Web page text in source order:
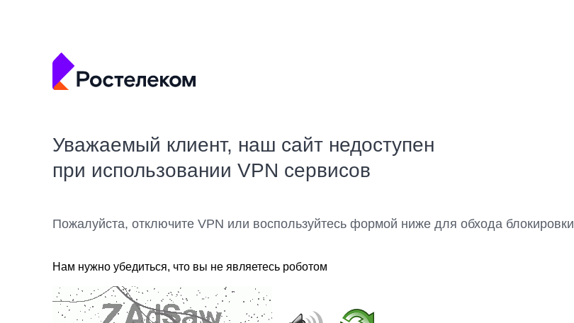
Уважаемый клиент, наш сайт недоступен
при использовании VPN сервисов
Пожалуйста, отключите VPN или воспользуйтесь формой ниже для обхода блокировки
Нам нужно убедиться, что вы не являетесь роботом